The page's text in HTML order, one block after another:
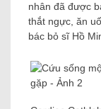
nhân đã được
thắt ngực, ăn
bác bỏ sĩ Hồ